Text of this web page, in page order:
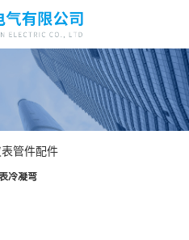
管件配件
冷凝弯